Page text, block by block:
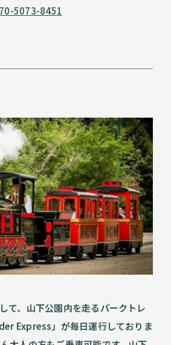
5073-8451
て、山下公園内を走るパークトレ
Express」が毎日運行しておりま